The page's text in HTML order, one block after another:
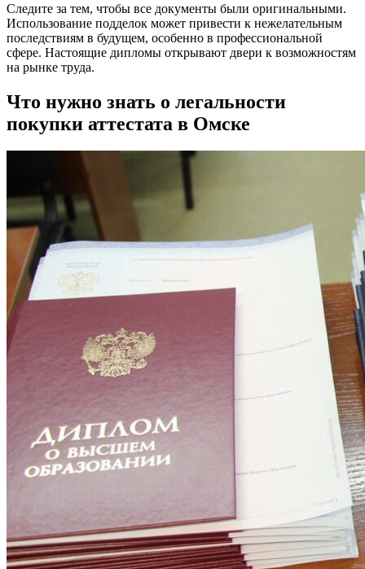
Следите за тем, чтобы все документы были оригинальными.
Использование подделок может привести к нежелательным
последствиям в будущем, особенно в профессиональной
сфере. Настоящие дипломы открывают двери к возможностям
на рынке труда.
Что нужно знать о легальности
покупки аттестата в Омске